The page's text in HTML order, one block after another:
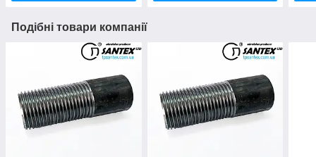
Подібні товари компанії